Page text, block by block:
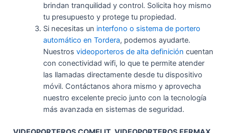
brindan tranquilidad y control. Solicita hoy mismo
tu presupuesto y protege tu propiedad.
Si necesitas un interfono o sistema de portero
automático en Tordera, podemos ayudarte.
Nuestros videoporteros de alta definición cuentan
con conectividad wifi, lo que te permite atender
las llamadas directamente desde tu dispositivo
móvil. Contáctanos ahora mismo y aprovecha
nuestro excelente precio junto con la tecnología
más avanzada en sistemas de seguridad.